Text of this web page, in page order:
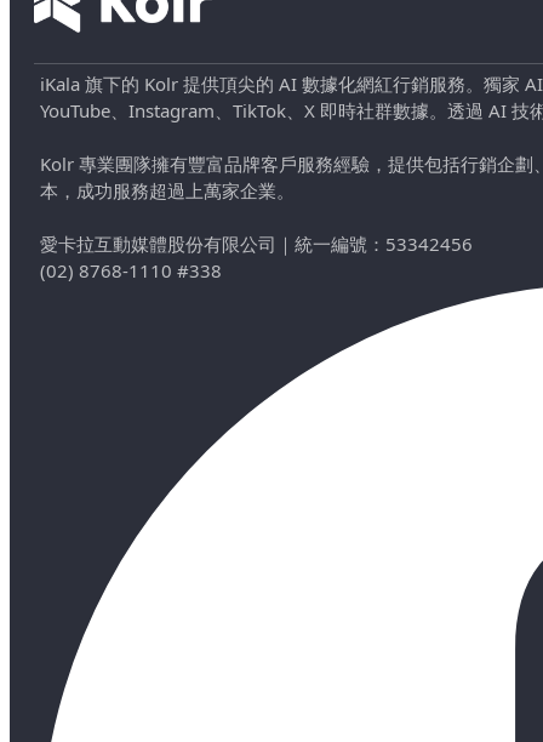
iKala 旗下的 Kolr 提供頂尖的 AI 數據化網紅行銷服務。獨家
YouTube、Instagram、TikTok、X 即時社群數據。透過 AI
Kolr 專業團隊擁有豐富品牌客戶服務經驗，提供包括行銷企
本，成功服務超過上萬家企業。
愛卡拉互動媒體股份有限公司 ｜ 統一編號：53342456
(02) 8768-1110 #338